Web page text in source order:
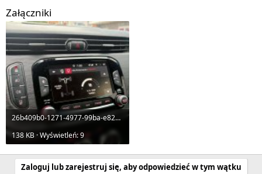
Załączniki
26b409b0-1271-4977-99ba-e82305eb1c57.jpg
138 KB · Wyświetleń: 9
Zaloguj lub zarejestruj się, aby odpowiedzieć w tym wątku